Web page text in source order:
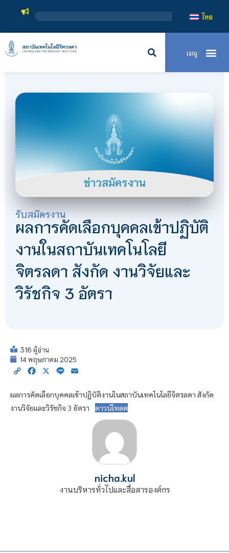
ไทย
รับสมัครงาน
ผลการคัดเลือกบุคคลเข้าปฏิบัติ
งานในสถาบันเทคโนโลยี
จิตรลดา สังกัด งานวิจัยและ
วิรัชกิจ 3 อัตรา
316 ผู้อ่าน
14 พฤษภาคม 2025
Copy Facebook
X Line
ผลการคัดเลือกบุคคลเข้าปฏิบัติงานในสถาบันเทคโนโลยีจิตรลดา สังกัด
งานวิจัยและวิรัชกิจ 3 อัตรา
ดาวน์โหลด
nicha.kul
งานบริหารทั่วไปและสื่อสารองค์กร